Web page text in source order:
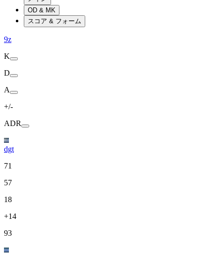
OD & MK
スコア & フォーム
9z
K
D
A
+/-
ADR
dgt
71
57
18
+14
93